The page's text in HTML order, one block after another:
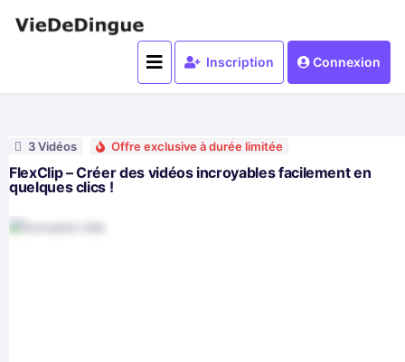
Inscription Connexion
3 Vidéos Offre exclusive à durée limitée
FlexClip – Créer des vidéos incroyables facilement en
quelques clics !